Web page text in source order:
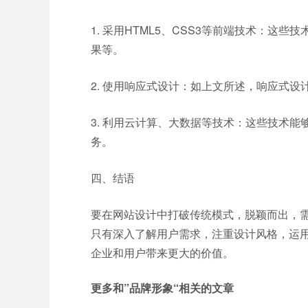
1. 采用HTML5、CSS3等前端技术：这些
果等。
2. 使用响应式设计：如上文所述，响应式
3. 利用云计算、大数据等技术：这些技术
务。
四、结语
要在网站设计中打破传统模式，脱颖而出，
只有深入了解用户需求，注重设计风格，
企业和用户带来更大的价值。
更多和”品牌形象“相关的文章